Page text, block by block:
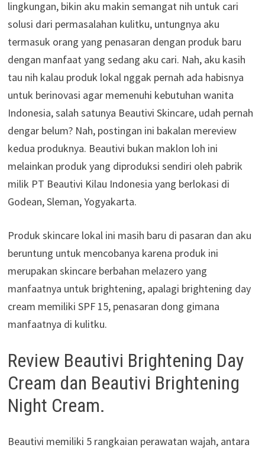
lingkungan, bikin aku makin semangat nih untuk cari
solusi dari permasalahan kulitku, untungnya aku
termasuk orang yang penasaran dengan produk baru
dengan manfaat yang sedang aku cari. Nah, aku kasih
tau nih kalau produk lokal nggak pernah ada habisnya
untuk berinovasi agar memenuhi kebutuhan wanita
Indonesia, salah satunya Beautivi Skincare, udah pernah
dengar belum? Nah, postingan ini bakalan mereview
kedua produknya. Beautivi bukan maklon loh ini
melainkan produk yang diproduksi sendiri oleh pabrik
milik PT Beautivi Kilau Indonesia yang berlokasi di
Godean, Sleman, Yogyakarta.
Produk skincare lokal ini masih baru di pasaran dan aku
beruntung untuk mencobanya karena produk ini
merupakan skincare berbahan melazero yang
manfaatnya untuk brightening, apalagi brightening day
cream memiliki SPF 15, penasaran dong gimana
manfaatnya di kulitku.
Review Beautivi Brightening Day
Cream dan Beautivi Brightening
Night Cream.
Beautivi memiliki 5 rangkaian perawatan wajah, antara